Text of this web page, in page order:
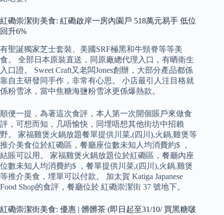
紅磡崇潔街美食: 紅磡啟岸一房內園戶 518萬元易手 低位
回升6%
有聖誕獨家芝士套裝、美國SRF極黑和牛頸脊等等美
食。 全部日本原裝直送，同原廠總代理入口，有晒衛生
入口證。 Sweet Craft又老闆Jones創辦，大部分產品都係
靠自主研發同手作，非常有心思。 小店最引人注目格就
係粉雪冰，當中焦糖海鹽粉雪冰更係爆熱款。
順便一提，為著這次食評，本人第一次開個賬戶來做食
評，可想而知，几唔愉快，同埋唔想其他街坊中招賴
野。 家福雞煲火鍋放題餐單提供川菜,(四川),火鍋,雞煲等
推介美食位於紅磡區，餐廳座位數未知人均消費約$ ，
結賬可以用。 家福雞煲火鍋放題位於紅磡區，餐廳內座
位數未知人均消費約$ ，餐單提供川菜,(四川),火鍋,雞煲
等推介美食，埋單可以付款。 加太賀 Katiga Japanese
Food Shop的食評，餐廳位於 紅磡崇潔街 37 號地下。
紅磡崇潔街美食: 優惠 | 髒髒茶 (即日起至31/10/ 買黑糖啵